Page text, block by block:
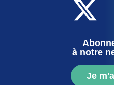
à notre
Je